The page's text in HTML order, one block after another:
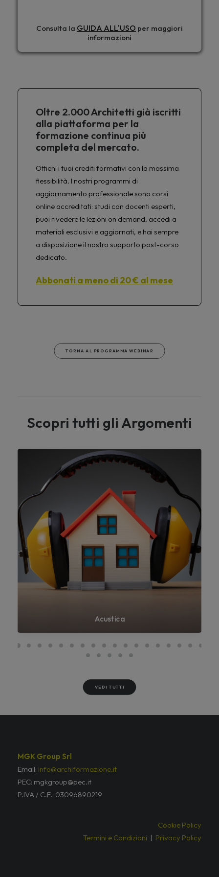
Consulta la GUIDA ALL'USO per maggiori
informazioni
Oltre 2.000 Architetti già iscritti
alla piattaforma per la
formazione continua più
completa del mercato.
Ottieni i tuoi crediti formativi con la massima
flessibilità. I nostri programmi di
aggiornamento professionale sono corsi
online accreditati: studi con docenti esperti,
puoi rivedere le lezioni on demand, accedi a
materiali esclusivi e aggiornati, e hai sempre
a disposizione il nostro supporto post-corso
dedicato.
Abbonati a meno di 20 € al mese
TORNA AL PROGRAMMA WEBINAR
Scopri tutti gli Argomenti
Acustica
VEDI TUTTI
MGK Group Srl
Email: info@archiformazione.it
PEC: mgkgroup@pec.it
P.IVA / C.F.: 03096890219
Cookie Policy
Termini e Condizioni | Privacy Policy